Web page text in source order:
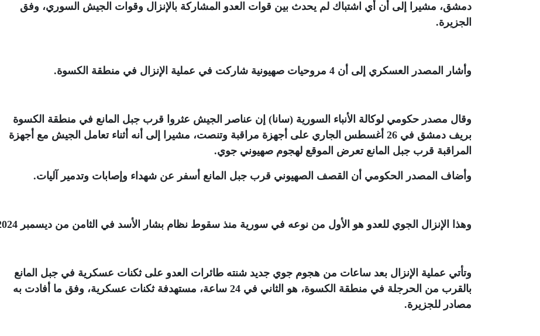
دمشق، مشيرا إلى أن أي اشتباك لم يحدث بين قوات العدو المشاركة بالإنزال وقوات الجيش السوري، وفق
الجزيرة.
وأشار المصدر العسكري إلى أن 4 مروحيات صهيونية شاركت في عملية الإنزال في منطقة الكسوة .
وقال مصدر حكومي لوكالة الأنباء السورية (سانا) إن عناصر الجيش عثروا قرب جبل المانع في منطقة الكسوة
بريف دمشق في 26 أغسطس الجاري على أجهزة مراقبة وتنصت، مشيرا إلى أنه أثناء تعامل الجيش مع أجهزة
المراقبة قرب جبل المانع تعرض الموقع لهجوم صهيوني جوي.
وأضاف المصدر الحكومي أن القصف الصهيوني قرب جبل المانع أسفر عن شهداء وإصابات وتدمير آليات.
وهذا الإنزال الجوي للعدو هو الأول من نوعه في سورية منذ سقوط نظام بشار الأسد في الثامن من ديسمبر 2024
وتأتي عملية الإنزال بعد ساعات من هجوم جوي جديد شنته طائرات العدو على ثكنات عسكرية في جبل المانع
بالقرب من الحرجلة في منطقة الكسوة، هو الثاني في 24 ساعة، مستهدفة ثكنات عسكرية، وفق ما أفادت به
مصادر للجزيرة.